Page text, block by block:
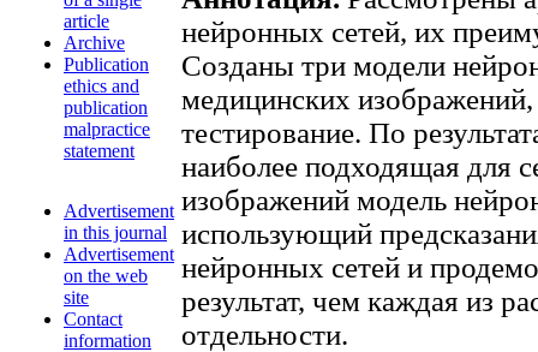
article
Archive
Publication
ethics and
publication
malpractice
statement
Advertisement
in this journal
Advertisement
on the web
site
Contact
information
нейронных сетей, их
Созданы три модели
медицинских
тестирование. По
наиболее подходящая для
изображений модель
использующий
нейронных сетей и
результат, чем каждая из
отдельности.